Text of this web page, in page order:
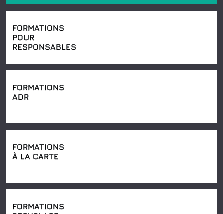
FORMATIONS
POUR
RESPONSABLES
FORMATIONS
ADR
FORMATIONS
À LA CARTE
FORMATIONS